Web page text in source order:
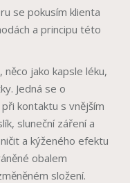
se pokusím klienta
a principu této
jako kapsle léku,
Jedná se o
kontaktu s vnějším
sluneční záření a
a kýženého efektu
obalem
složení.